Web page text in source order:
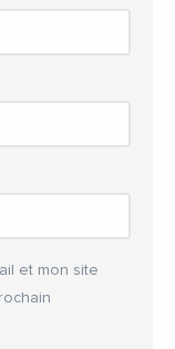
et mon site